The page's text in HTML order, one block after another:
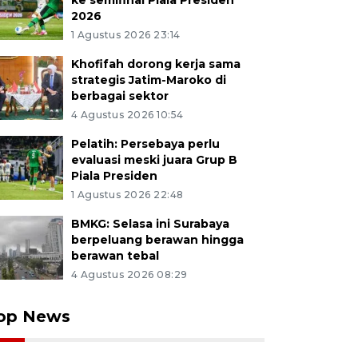
2026
1 Agustus 2026 23:14
Khofifah dorong kerja sama
strategis Jatim-Maroko di
berbagai sektor
4 Agustus 2026 10:54
Pelatih: Persebaya perlu
evaluasi meski juara Grup B
Piala Presiden
1 Agustus 2026 22:48
BMKG: Selasa ini Surabaya
berpeluang berawan hingga
berawan tebal
4 Agustus 2026 08:29
News